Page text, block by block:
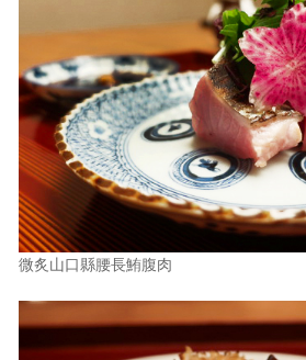
微炙山口縣腰長鮪腹肉